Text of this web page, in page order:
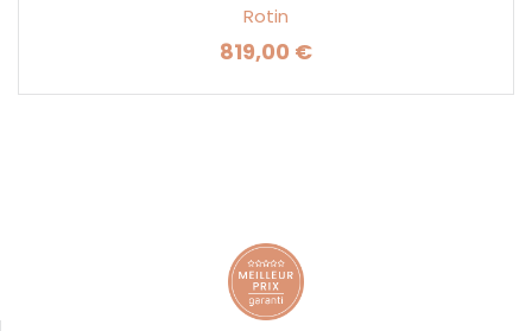
Rotin
Prix
819,00 €